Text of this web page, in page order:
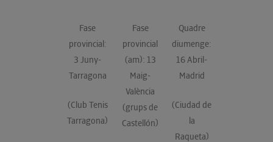
Fase
provincial:
3 Juny-
Tarragona
(Club Tenis
Tarragona)
Fase
provincial
(am): 13
Maig-
València
(grups de
Castellón)
Quadre
diumenge:
16 Abril-
Madrid
(Ciudad de
la
Raqueta)